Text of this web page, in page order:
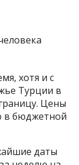
хотя и с
Турции в
Цены
в бюджетной
даты